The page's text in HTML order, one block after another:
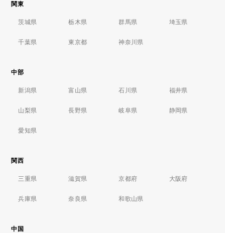
関東
茨城県 栃木県 群馬県 埼玉県
千葉県 東京都 神奈川県
中部
新潟県 富山県 石川県 福井県
山梨県 長野県 岐阜県 静岡県
愛知県
関西
三重県 滋賀県 京都府 大阪府
兵庫県 奈良県 和歌山県
中国